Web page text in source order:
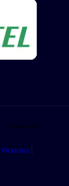
Reserved |
Produtos